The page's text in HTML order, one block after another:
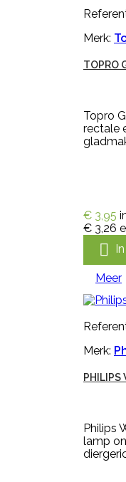
Merk:
TOPRO
Topro
rectale
€ 3,95
€ 3,26

Meer
Merk:
PHILIPS
Philips
lamp